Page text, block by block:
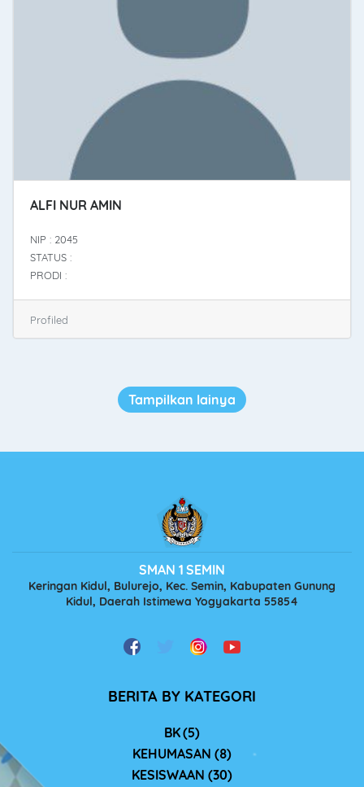
ALFI NUR AMIN
NIP : 2045
STATUS :
PRODI :
Profiled
Tampilkan lainya
SMAN 1 SEMIN
Keringan Kidul, Bulurejo, Kec. Semin, Kabupaten Gunung
Kidul, Daerah Istimewa Yogyakarta 55854
BERITA BY KATEGORI
BK (5)
KEHUMASAN (8)
KESISWAAN (30)